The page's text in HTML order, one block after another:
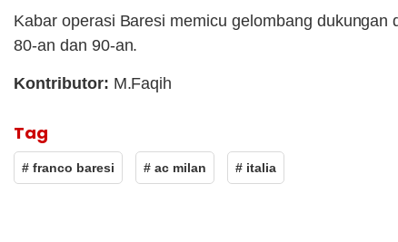
Kabar operasi Baresi memicu gelombang
80-an dan 90-an.
Kontributor: M.Faqih
Tag
# franco baresi # ac milan # italia